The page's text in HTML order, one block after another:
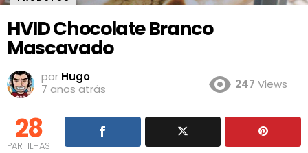
HVID Chocolate Branco
Mascavado
por Hugo
7 anos atrás
247 Views
28
PARTILHAS